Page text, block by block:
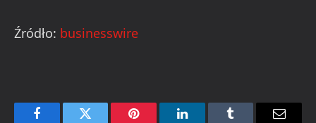
Źródło: businesswire